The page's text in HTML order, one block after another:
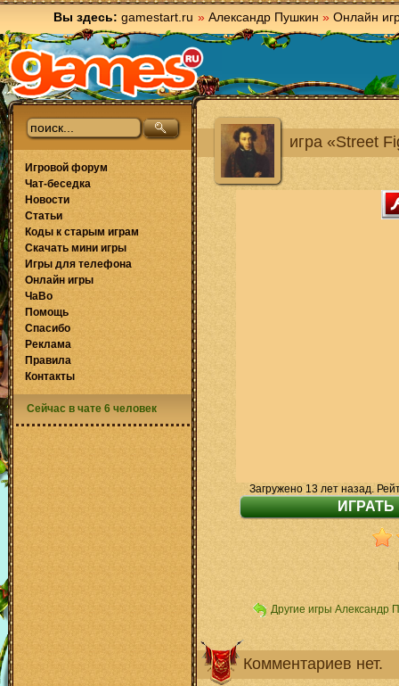
Вы здесь: gamestart.ru » Александр Пушкин » Онлайн
игра «Street
Загружено 13 лет назад.
Другие игры Александр
Комментариев нет.
Игровой форум
Чат-беседка
Новости
Статьи
Коды к старым играм
Скачать мини игры
Игры для телефона
Онлайн игры
ЧаВо
Помощь
Спасибо
Реклама
Правила
Контакты
Сейчас в чате 6 человек